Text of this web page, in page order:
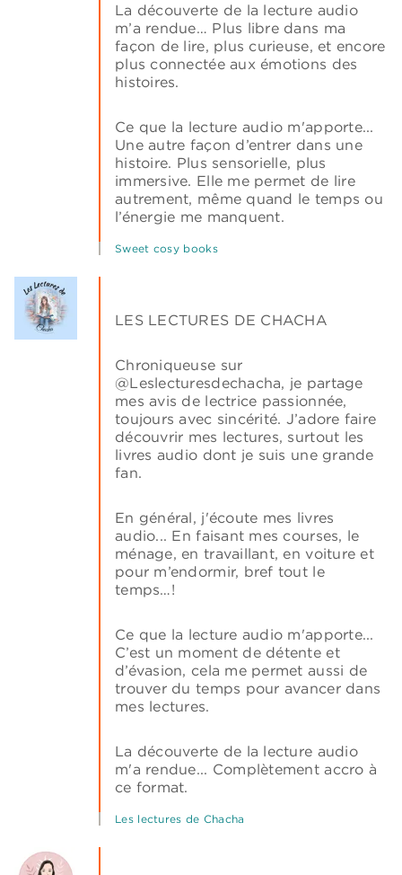
La découverte de la lecture audio
m’a rendue… Plus libre dans ma
façon de lire, plus curieuse, et encore
plus connectée aux émotions des
histoires.
Ce que la lecture audio m'apporte...
Une autre façon d’entrer dans une
histoire. Plus sensorielle, plus
immersive. Elle me permet de lire
autrement, même quand le temps ou
l’énergie me manquent.
Sweet cosy books
LES LECTURES DE CHACHA
Chroniqueuse sur
@Leslecturesdechacha, je partage
mes avis de lectrice passionnée,
toujours avec sincérité. J’adore faire
découvrir mes lectures, surtout les
livres audio dont je suis une grande
fan.
En général, j'écoute mes livres
audio... En faisant mes courses, le
ménage, en travaillant, en voiture et
pour m’endormir, bref tout le
temps…!
Ce que la lecture audio m'apporte...
C’est un moment de détente et
d’évasion, cela me permet aussi de
trouver du temps pour avancer dans
mes lectures.
La découverte de la lecture audio
m'a rendue... Complètement accro à
ce format.
Les lectures de Chacha